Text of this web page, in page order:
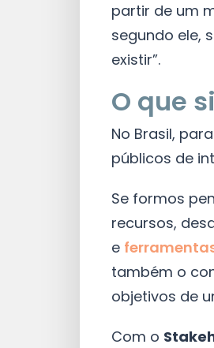
partir de um
segundo ele,
existir”.
O que
No Brasil,
públicos de
Se formos
recursos,
e
também o
objetivos de
Com o